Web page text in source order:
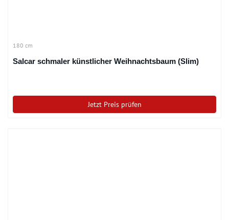
180 cm
Salcar schmaler künstlicher Weihnachtsbaum (Slim)
Jetzt Preis prüfen